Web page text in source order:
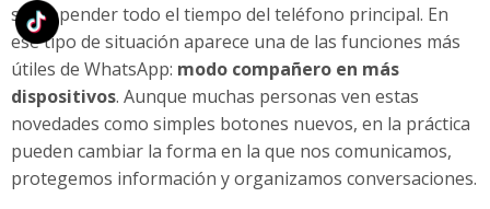
sin depender todo el tiempo del teléfono principal. En
ese tipo de situación aparece una de las funciones más
útiles de WhatsApp: modo compañero en más
dispositivos. Aunque muchas personas ven estas
novedades como simples botones nuevos, en la práctica
pueden cambiar la forma en la que nos comunicamos,
protegemos información y organizamos conversaciones.